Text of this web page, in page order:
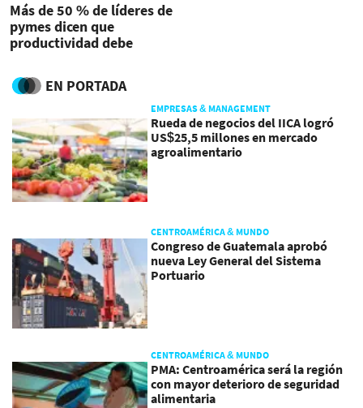
Más de 50 % de líderes de
pymes dicen que
productividad debe
tiempo
EN PORTADA
EMPRESAS & MANAGEMENT
Rueda de negocios del IICA logró
US$25,5 millones en mercado
agroalimentario
CENTROAMÉRICA & MUNDO
Congreso de Guatemala aprobó
nueva Ley General del Sistema
Portuario
CENTROAMÉRICA & MUNDO
PMA: Centroamérica será la región
con mayor deterioro de seguridad
alimentaria